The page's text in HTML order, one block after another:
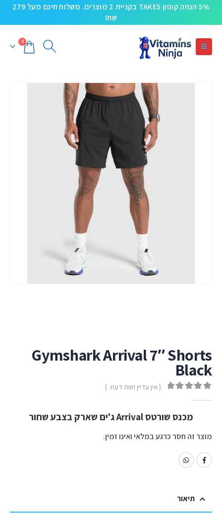
5% הנחה קופון TAKE5 בקניית 2 מוצרים. משלוח חינם מעל 279
שח!
0
Gymshark Arrival 7″ Shorts
Black
( אין עדיין חוות דעת. )
מכנס שורטס Arrival ג'ים שארק בצבע שחור
מוצר זה חסר כרגע במלאי ואינו זמין.
תיאור